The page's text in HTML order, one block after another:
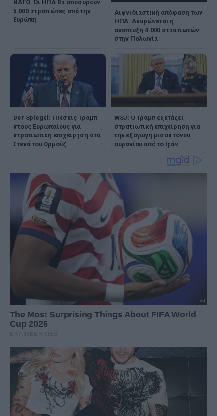
NATO: Οι ΗΠΑ θα αποσύρουν
5.000 στρατιώτες από την
Ευρώπη
Αιφνιδιαστική απόφαση των
ΗΠΑ: Ακυρώνεται η
ανάπτυξη 4.000 στρατιωτών
στην Πολωνία
Der Spiegel: Πιέσεις Τραμπ
στους Ευρωπαίους για
στρατιωτική επιχείρηση στα
Στενά του Ορμούζ
WSJ: O Τραμπ εξετάζει
στρατιωτική επιχείρηση για
την εξαγωγή μισού τόνου
ουρανίου από το Ιράν